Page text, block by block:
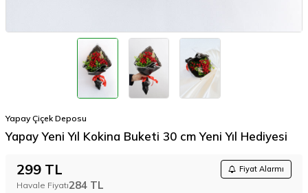
Yapay Çiçek Deposu
Yapay Yeni Yıl Kokina Buketi 30 cm Yeni Yıl Hediyesi
299 TL Fiyat Alarmı
Havale Fiyatı284 TL